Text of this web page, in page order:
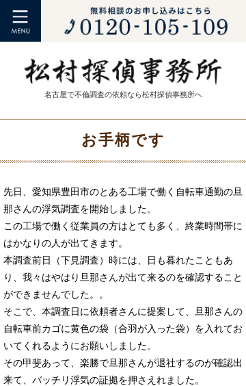
名古屋で不倫調査の依頼なら松村探偵事務所へ
お手柄です
先日、愛知県豊田市のとある工場で働く自転車通勤の旦
那さんの浮気調査を開始しました。
この工場で働く従業員の方はとても多く、終業時間帯に
はかなりの人が出てきます。
本調査前日（下見調査）時には、日も暮れたこともあ
り、我々はやはり旦那さんが出て来るのを確認すること
ができませんでした。。
そこで、本調査日に依頼者さんに提案して、旦那さんの
自転車前カゴに黄色の袋（合羽が入った袋）を入れてお
いてくれるようにお願いしました。
その甲斐あって、楽勝で旦那さんが退社するのが確認出
来て、バッチリ浮気の証拠を押さえれました。